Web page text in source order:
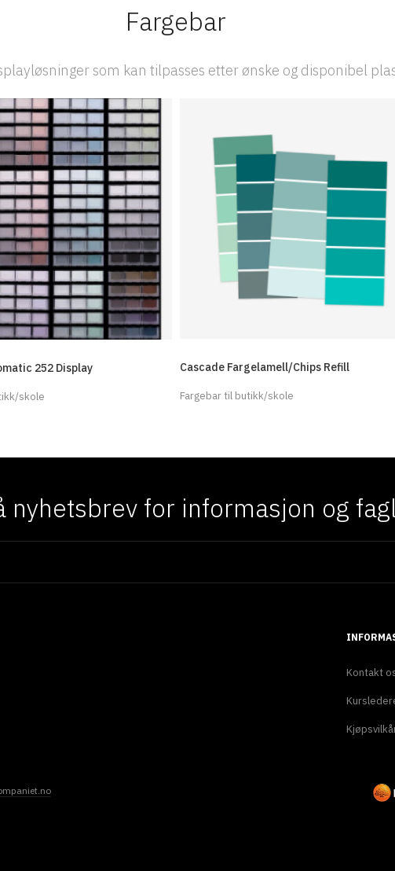
Fargebar
som kan tilpasses etter ønske og disponibel
252 Display
skole
Cascade Fargelamell/Chips Refill
Fargebar til butikk/skole
nyhetsbrev for informasjon og
Kontakt